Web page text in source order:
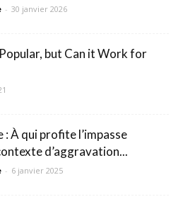
- 30 janvier 2026
but Can it Work for
À qui profite l’impasse
d’aggravation...
- 6 janvier 2025